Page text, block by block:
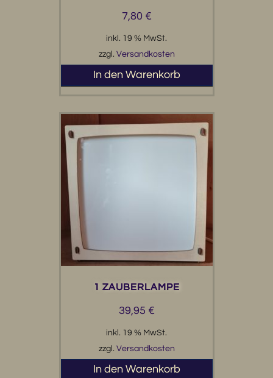
7,80 €
inkl. 19 % MwSt.
zzgl. Versandkosten
In den Warenkorb
1 ZAUBERLAMPE
39,95 €
inkl. 19 % MwSt.
zzgl. Versandkosten
In den Warenkorb